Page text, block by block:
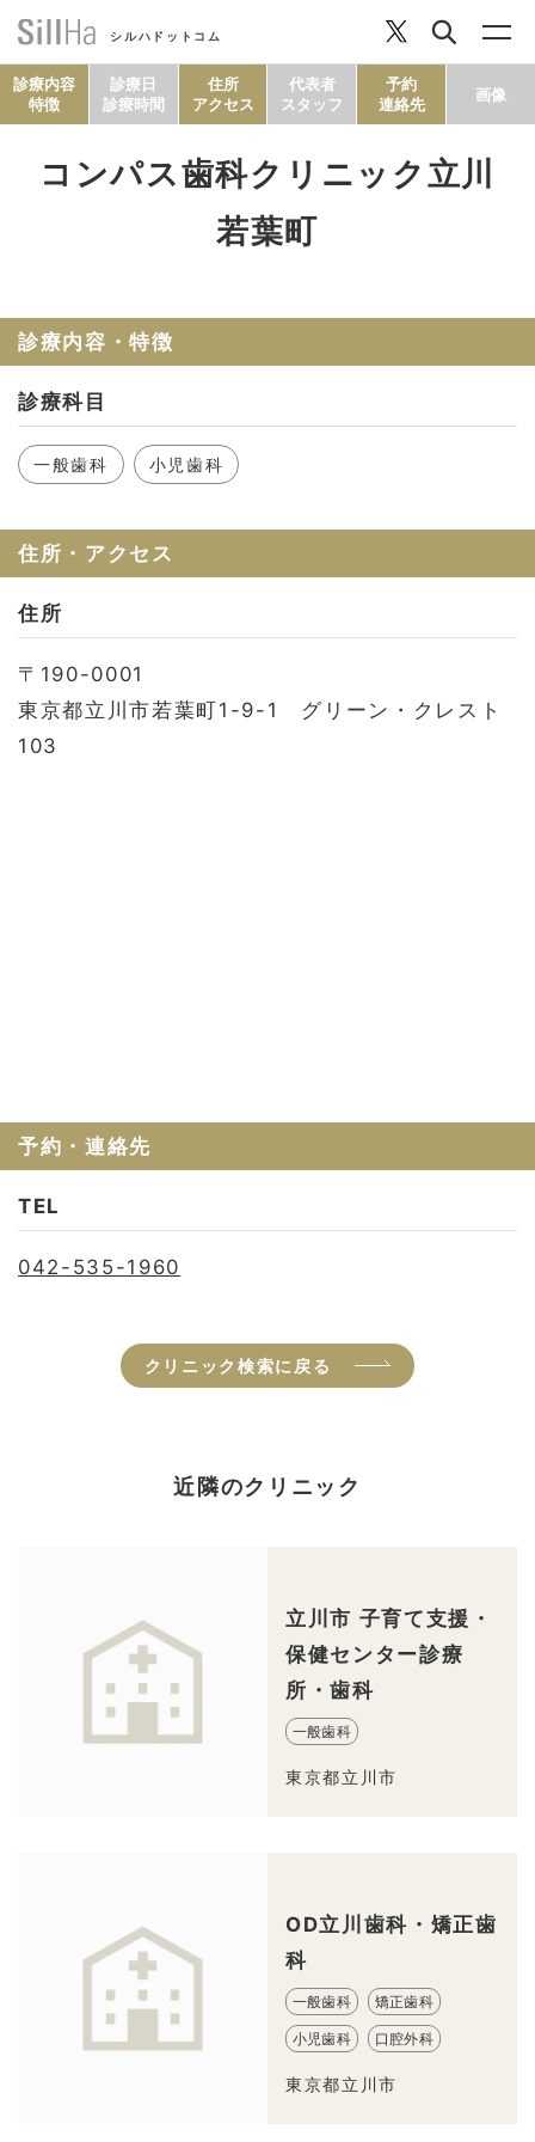
シルハドットコム
コラム
利用規約
診療内容
特徴
診療日
診療時間
住所
アクセス
代表者
スタッフ
予約
連絡先
画像
コンパス歯科クリニック立川
若葉町
診療内容・特徴
診療科目
一般歯科 小児歯科
住所・アクセス
住所
〒190-0001
東京都立川市若葉町1-9-1 グリーン・クレスト
103
予約・連絡先
TEL
042-535-1960
クリニック検索に戻る
近隣のクリニック
立川市 子育て支援・
保健センター診療
所・歯科
一般歯科
東京都立川市
OD立川歯科・矯正歯
科
一般歯科 矯正歯科
小児歯科 口腔外科
東京都立川市